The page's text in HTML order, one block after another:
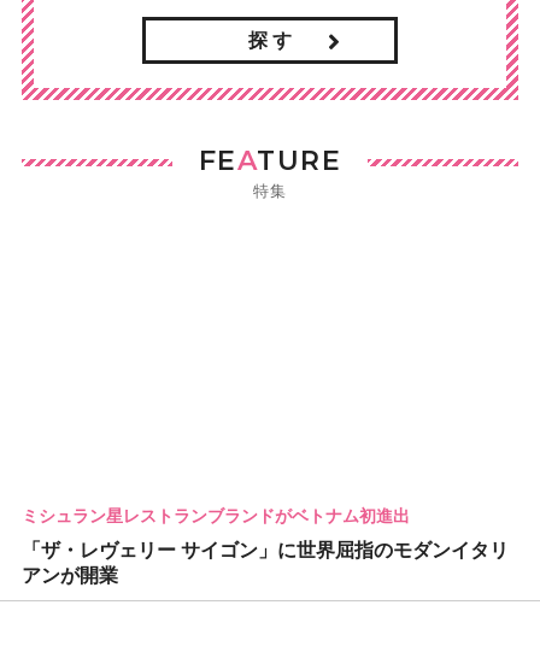
探 す
FEATURE
特集
ミシュラン星レストランブランドがベトナム初進出
「ザ・レヴェリー サイゴン」に世界屈指のモダンイタリ
アンが開業